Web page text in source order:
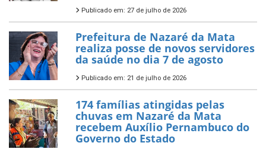
Publicado em: 27 de julho de 2026
Prefeitura de Nazaré da Mata
realiza posse de novos servidores
da saúde no dia 7 de agosto
Publicado em: 21 de julho de 2026
174 famílias atingidas pelas
chuvas em Nazaré da Mata
recebem Auxílio Pernambuco do
Governo do Estado